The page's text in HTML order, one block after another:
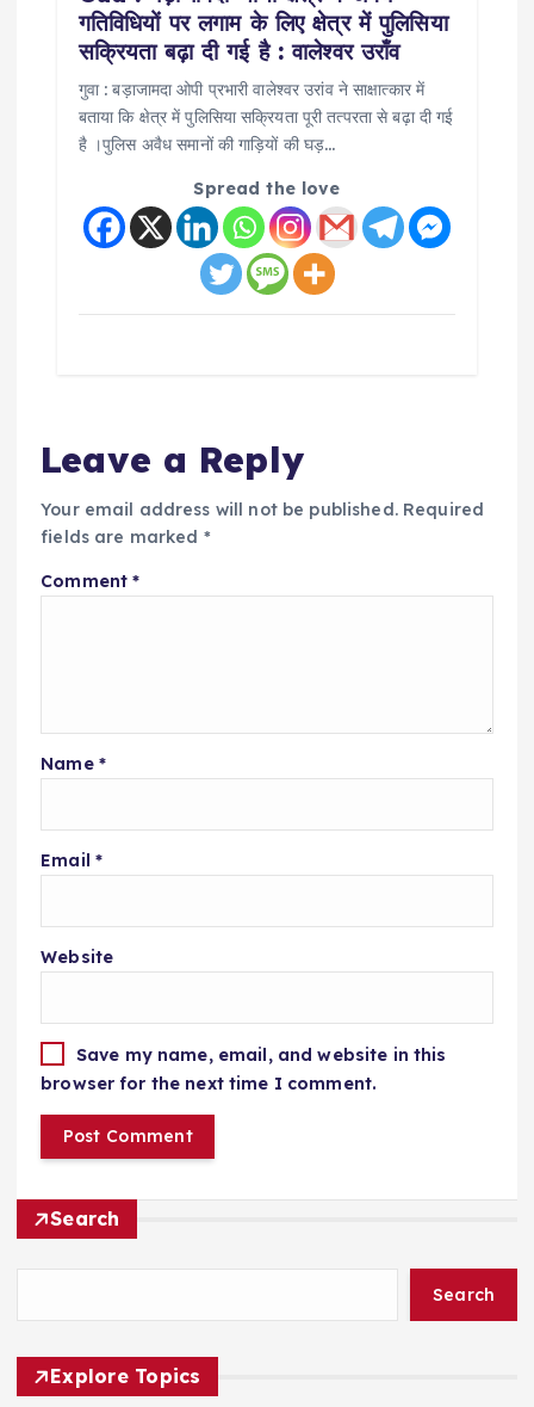
गतिविधियों पर लगाम के लिए क्षेत्र में पुलिसिया
सक्रियता बढ़ा दी गई है : वालेश्वर उराँव
गुवा : बड़ाजामदा ओपी प्रभारी वालेश्वर उरांव ने साक्षात्कार में
बताया कि क्षेत्र में पुलिसिया सक्रियता पूरी तत्परता से बढ़ा दी गई
है ।पुलिस अवैध समानों की गाड़ियों की घड़…
Spread the love
Leave a Reply
Your email address will not be published. Required
fields are marked *
Comment*
Name *
Email *
Website
Save my name, email, and website in this
browser for the next time I comment.
Search
Search
Explore Topics